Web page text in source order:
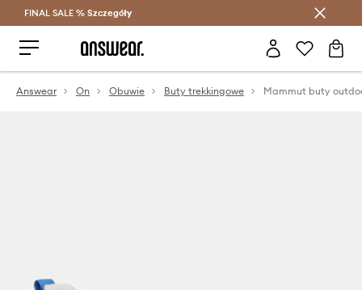
Oszczędzaj z Answear Club >
FINAL SALE % Szczegóły
Answear On Obuwie Buty trekkingowe